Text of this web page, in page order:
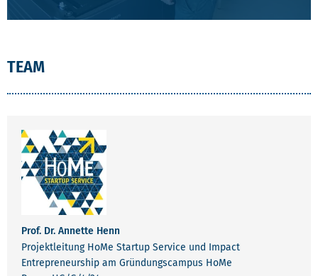
TEAM
Prof. Dr. Annette Henn
Projektleitung HoMe Startup Service und Impact
Entrepreneurship am Gründungscampus HoMe